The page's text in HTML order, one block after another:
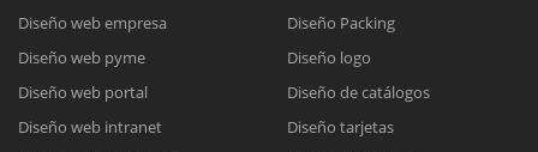
Diseño web empresa
Diseño web pyme
Diseño web portal
Diseño web intranet
Diseño Packing
Diseño logo
Diseño de catálogos
Diseño tarjetas